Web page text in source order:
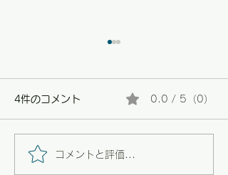
【野々市】畑の恵みと、
4件のコメント 0.0 / 5（0）
コメントと評価...